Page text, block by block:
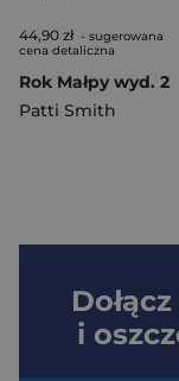
44,90 zł - sugerowana
cena detaliczna
Rok Małpy wyd. 2
Patti Smith
i